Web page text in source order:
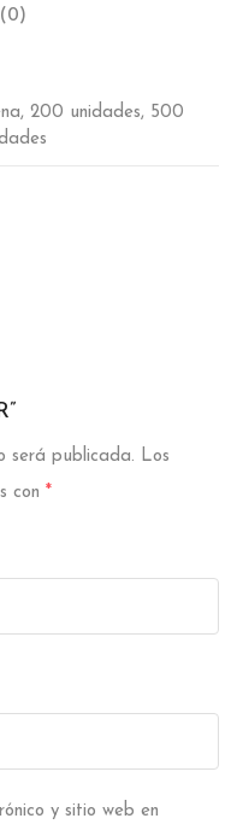
200 unidades, 500
será publicada. Los
con *
y sitio web en